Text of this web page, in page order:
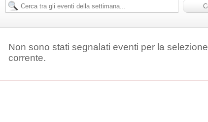
Non sono stati segnalati eventi per la selezione
corrente.